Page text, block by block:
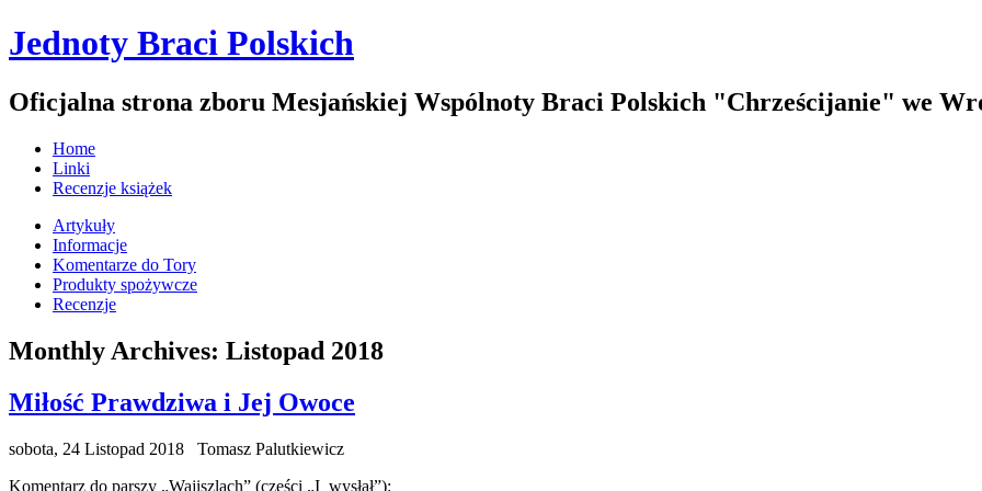
Jednoty Braci Polskich
Oficjalna strona zboru Mesjańskiej Wspólnoty Braci Polskich "Chrześcijanie" we
Home
Linki
Recenzje książek
Artykuły
Informacje
Komentarze do Tory
Produkty spożywcze
Recenzje
Monthly Archives: Listopad 2018
Miłość Prawdziwa i Jej Owoce
sobota, 24 Listopad 2018
Tomasz Palutkiewicz
Komentarz do parszy „Wajiszlach” (części „I_wysłał”):